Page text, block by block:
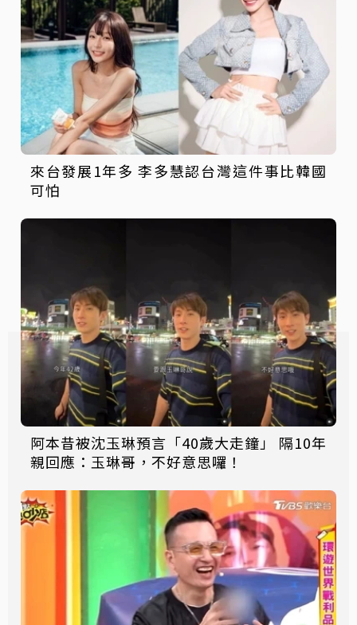
來台發展1年多 李多慧認台灣這件事比韓國
可怕
阿本昔被沈玉琳預言「40歲大走鐘」 隔10年
親回應：玉琳哥，不好意思囉！